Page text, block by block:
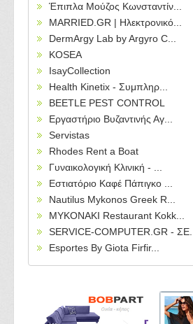
Έπιπλα Μούζος Κωνσταντίν...
MARRIED.GR | Ηλεκτρονικό...
DermArgy Lab by Argyro C...
KOSEA
IsayCollection
Health Kinetix - Συμπληρ...
BEETLE PEST CONTROL
Εργαστήριο Βυζαντινής Αγ...
Servistas
Rhodes Rent a Boat
Γυναικολογική Κλινική - ...
Εστιατόριο Καφέ Πάπιγκο ...
Nautilus Mykonos Greek R...
MYKONAKI Restaurant Kokk...
SERVICE-COMPUTER.GR - ΣΕ...
Esportes By Giota Firfir...